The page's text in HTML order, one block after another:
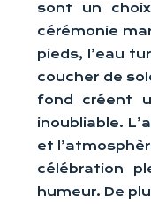
sont un
cérémonie
pieds, l’eau
coucher de
fond créent
inoubliable.
et
célébration
humeur. De